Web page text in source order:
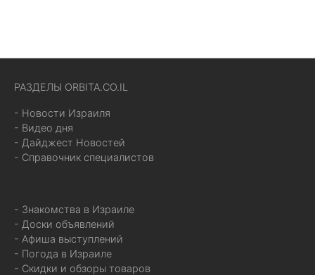
РАЗДЕЛЫ ORBITA.CO.IL
- Новости Израиля
- Видео дня
- Дайджест Новостей
- Справочник специалистов
- Знакомства в Израиле
- Доски объявлений
- Афиша выступлений
- Погода в Израиле
- Скидки и обзоры товаров